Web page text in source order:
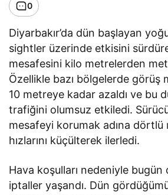
0
Diyarbakır’da dün başlayan
sightler üzerinde etkisini
mesafesini kilo metrelerden
Özellikle bazı bölgelerde görüş
10 metreye kadar azaldı ve bu
trafiğini olumsuz etkiledi.
mesafeyi korumak adına dörtlü
hızlarını küçülterek ilerledi.
Hava koşulları nedeniyle bugün
iptaller yaşandı. Dün